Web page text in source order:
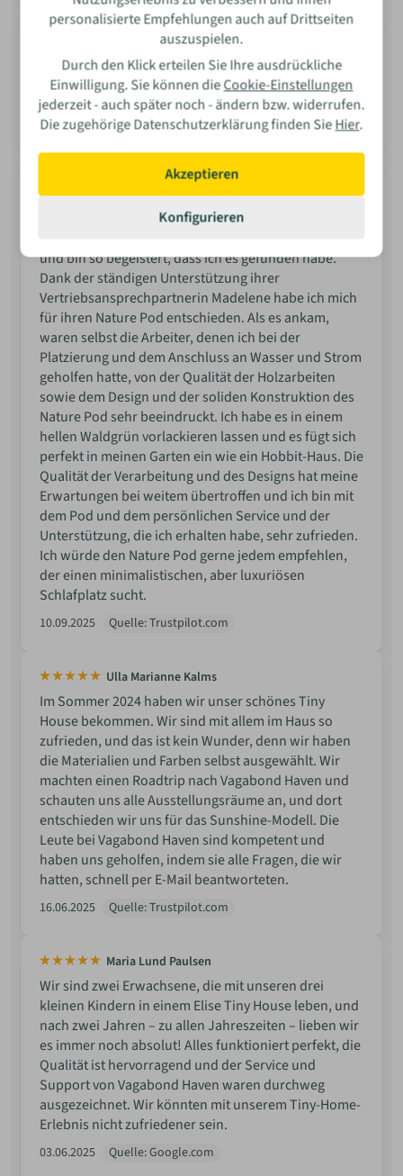
Terje Tjensvoll
Schnelle Reaktion, wenn ich technische
Unterstützung und Hilfe für mein gebrauchtes Elise
Tiny House benötige.
21.11.2025 Quelle: Google.com
Mike Gillman
Auf der Suche nach einem minimalistischen
Gästehaus für Familienbesucher in meinem Garten
und bin so begeistert, dass ich es gefunden habe.
Dank der ständigen Unterstützung ihrer
Vertriebsansprechpartnerin Madelene habe ich mich
für ihren Nature Pod entschieden. Als es ankam,
waren selbst die Arbeiter, denen ich bei der
Platzierung und dem Anschluss an Wasser und Strom
geholfen hatte, von der Qualität der Holzarbeiten
sowie dem Design und der soliden Konstruktion des
Nature Pod sehr beeindruckt. Ich habe es in einem
hellen Waldgrün vorlackieren lassen und es fügt sich
perfekt in meinen Garten ein wie ein Hobbit-Haus. Die
Qualität der Verarbeitung und des Designs hat meine
Erwartungen bei weitem übertroffen und ich bin mit
dem Pod und dem persönlichen Service und der
Unterstützung, die ich erhalten habe, sehr zufrieden.
Ich würde den Nature Pod gerne jedem empfehlen,
der einen minimalistischen, aber luxuriösen
Schlafplatz sucht.
10.09.2025 Quelle: Trustpilot.com
Ulla Marianne Kalms
Im Sommer 2024 haben wir unser schönes Tiny
House bekommen. Wir sind mit allem im Haus so
zufrieden, und das ist kein Wunder, denn wir haben
die Materialien und Farben selbst ausgewählt. Wir
machten einen Roadtrip nach Vagabond Haven und
schauten uns alle Ausstellungsräume an, und dort
entschieden wir uns für das Sunshine-Modell. Die
Leute bei Vagabond Haven sind kompetent und
haben uns geholfen, indem sie alle Fragen, die wir
hatten, schnell per E-Mail beantworteten.
16.06.2025 Quelle: Trustpilot.com
Maria Lund Paulsen
Wir sind zwei Erwachsene, die mit unseren drei
kleinen Kindern in einem Elise Tiny House leben, und
nach zwei Jahren – zu allen Jahreszeiten – lieben wir
es immer noch absolut! Alles funktioniert perfekt, die
Qualität ist hervorragend und der Service und
Support von Vagabond Haven waren durchweg
ausgezeichnet. Wir könnten mit unserem Tiny-Home-
Erlebnis nicht zufriedener sein.
03.06.2025 Quelle: Google.com
Wie war Ihre Erfahrung?
Bewerten
personalisierte Empfehlungen auch auf Drittseiten
auszuspielen.
Durch den Klick erteilen Sie Ihre ausdrückliche
Einwilligung. Sie können dieCookie-Einstellungen
jederzeit - auch später noch - ändern bzw. widerrufen.
Die zugehörige Datenschutzerklärung finden SieHier.
Akzeptieren
Konfigurieren